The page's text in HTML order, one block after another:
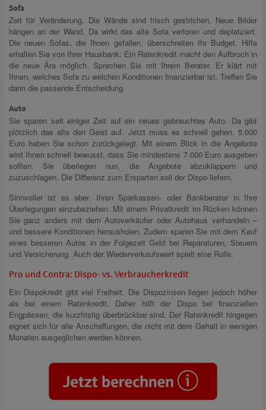
Sofa
Zeit für Veränderung. Die Wände sind frisch gestrichen. Neue Bilder
hängen an der Wand. Da wirkt das alte Sofa verloren und deplatziert.
Die neuen Sofas, die Ihnen gefallen, überschreiten Ihr Budget. Hilfe
erhalten Sie von Ihrer Hausbank: Ein Ratenkredit macht den Aufbruch in
die neue Ära möglich. Sprechen Sie mit Ihrem Berater. Er klärt mit
Ihnen, welches Sofa zu welchen Konditionen finanzierbar ist. Treffen Sie
dann die passende Entscheidung.
Auto
Sie sparen seit einiger Zeit auf ein neues gebrauchtes Auto. Da gibt
plötzlich das alte den Geist auf. Jetzt muss es schnell gehen. 5.000
Euro haben Sie schon zurückgelegt. Mit einem Blick in die Angebote
wird Ihnen schnell bewusst, dass Sie mindestens 7.000 Euro ausgeben
sollten. Sie überlegen nun, die Angebote abzuklappern und
zuzuschlagen. Die Differenz zum Ersparten soll der Dispo liefern.
Sinnvoller ist es aber, Ihren Sparkassen- oder Bankberater in Ihre
Überlegungen einzubeziehen. Mit einem Privatkredit im Rücken können
Sie ganz anders mit dem Autoverkäufer oder Autohaus verhandeln –
und bessere Konditionen herausholen. Zudem sparen Sie mit dem Kauf
eines besseren Autos in der Folgezeit Geld bei Reparaturen, Steuern
und Versicherung. Auch der Wiederverkaufswert spielt eine Rolle.
Pro und Contra: Dispo- vs. Verbraucherkredit
Ein Dispokredit gibt viel Freiheit. Die Dispozinsen liegen jedoch höher
als bei einem Ratenkredit. Daher hilft der Dispo bei finanziellen
Engpässen, die kurzfristig überbrückbar sind. Der Ratenkredit hingegen
eignet sich für alle Anschaffungen, die nicht mit dem Gehalt in wenigen
Monaten ausgeglichen werden können.